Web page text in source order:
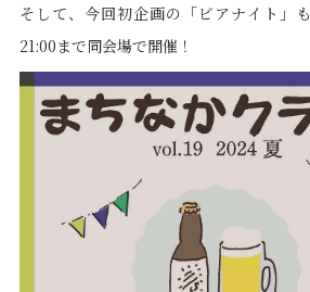
そして、今回初企画の「ビアナイト」も
21:00まで同会場で開催！